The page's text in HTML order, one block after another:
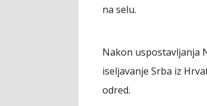
na selu.
Nakon uspostavljanja
iseljavanje Srba iz
odred.